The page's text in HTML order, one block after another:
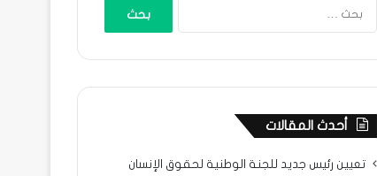
أحدث المقالات
تعيين رئيس جديد للجنة الوطنية لحقوق الإنسان